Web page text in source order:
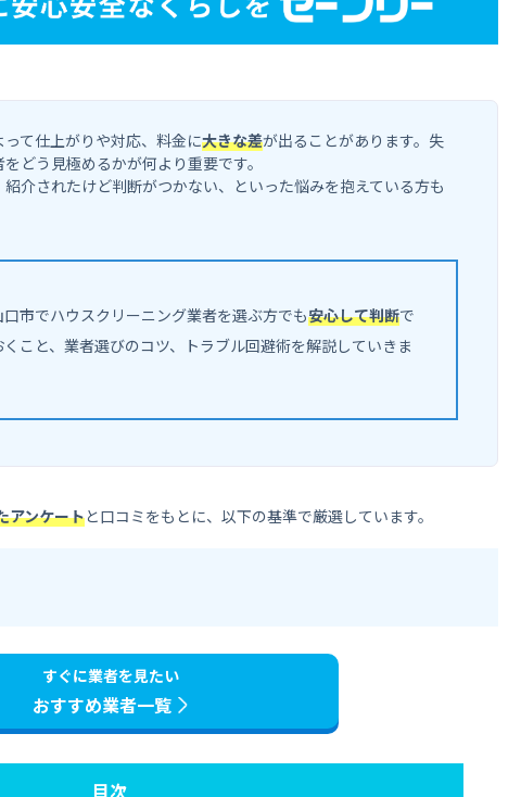
て仕上がりや対応、料金に大きな差が出ることがあります。失
どう見極めるかが何より重要です。
介されたけど判断がつかない、といった悩みを抱えている方も
市でハウスクリーニング業者を選ぶ方でも安心して判断で
こと、業者選びのコツ、トラブル回避術を解説していきま
アンケートと口コミをもとに、以下の基準で厳選しています。
すぐに業者を見たい
おすすめ業者一覧
目次